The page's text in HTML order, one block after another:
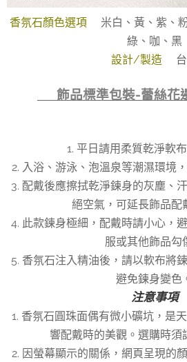
香氛石顏色選項
米白、黃、紫、
綠、咖、黑
設計/製造
👉 飾品標準包裝-蕾絲花
1. 平日請用柔質乾淨軟
2. 入浴、游泳、泡溫泉等潮濕環境
3. 配戴後應擦拭乾淨鍊身的灰塵、
絕空氣，可延長飾品配
4. 此款鍊身極細，配戴時請小心，
服或其他飾品勾
5. 香氛石注入精油後，請以軟布將
避免鍊身變色
注意事項
1. 香氛石圓珠面偶有微小礦坑，是
響配戴時的美觀。選購時須
2. 因螢幕顯示的關係，網頁呈現的